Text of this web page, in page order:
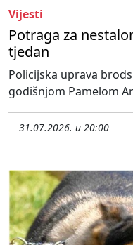
Vijesti
Potraga za
tjedan
Policijska uprava
godišnjom Pamelom
31.07.2026. u 20:00